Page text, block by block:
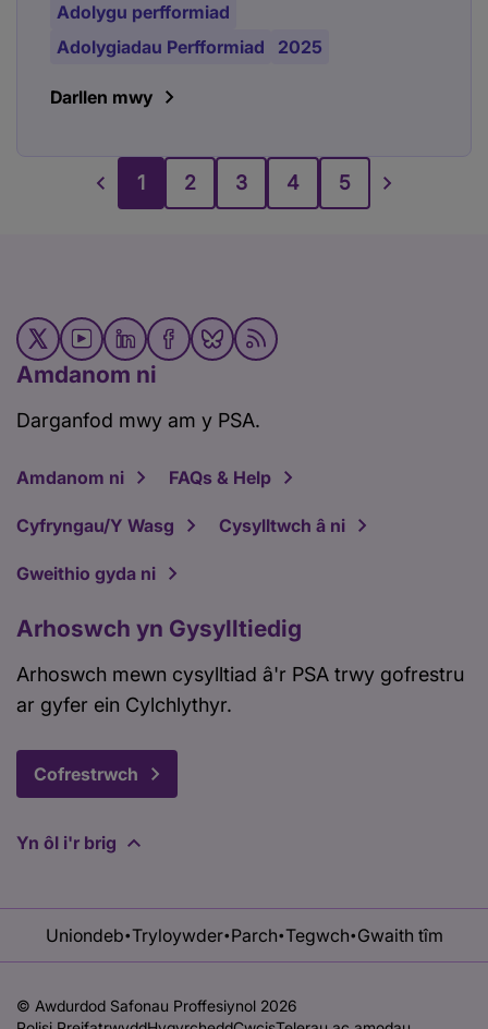
Adolygu perfformiad
Adolygiadau Perfformiad
2025
Darllen mwy
1 2 3 4 5
Amdanom ni
Darganfod mwy am y PSA.
Amdanom ni FAQs & Help
Cyfryngau/Y Wasg Cysylltwch â ni
Gweithio gyda ni
Arhoswch yn Gysylltiedig
Arhoswch mewn cysylltiad â'r PSA trwy gofrestru
ar gyfer ein Cylchlythyr.
Cofrestrwch
Yn ôl i'r brig
Uniondeb•Tryloywder• Parch•Tegwch• Gwaith tîm
© Awdurdod Safonau Proffesiynol 2026